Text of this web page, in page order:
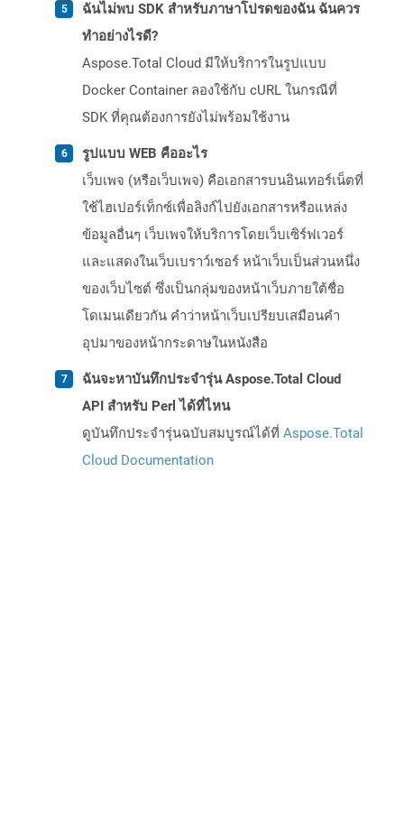
ฉันไม่พบ SDK สำหรับภาษาโปรดของฉัน ฉันควร
ทำอย่างไรดี?
Aspose.Total Cloud มีให้บริการในรูปแบบ
Docker Container ลองใช้กับ cURL ในกรณีที่
SDK ที่คุณต้องการยังไม่พร้อมใช้งาน
รูปแบบ WEB คืออะไร
เว็บเพจ (หรือเว็บเพจ) คือเอกสารบนอินเทอร์เน็ตที่
ใช้ไฮเปอร์เท็กซ์เพื่อลิงก์ไปยังเอกสารหรือแหล่ง
ข้อมูลอื่นๆ เว็บเพจให้บริการโดยเว็บเซิร์ฟเวอร์
และแสดงในเว็บเบราว์เซอร์ หน้าเว็บเป็นส่วนหนึ่ง
ของเว็บไซต์ ซึ่งเป็นกลุ่มของหน้าเว็บภายใต้ชื่อ
โดเมนเดียวกัน คำว่าหน้าเว็บเปรียบเสมือนคำ
อุปมาของหน้ากระดาษในหนังสือ
ฉันจะหาบันทึกประจำรุ่น Aspose.Total Cloud
API สำหรับ Perl ได้ที่ไหน
ดูบันทึกประจำรุ่นฉบับสมบูรณ์ได้ที่ Aspose.Total
Cloud Documentation